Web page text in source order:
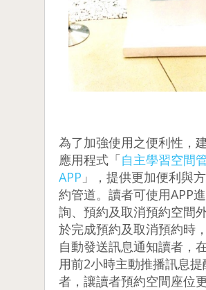
為了加強使用之便利性，
應用程式「自主學習空間
APP 」，提供更加便利與
約管道。讀者可使用APP
詢、預約及取消預約空間
於完成預約及取消預約時
自動發送訊息通知讀者，
用前2小時主動推播訊息提
者，讓讀者預約空間座位